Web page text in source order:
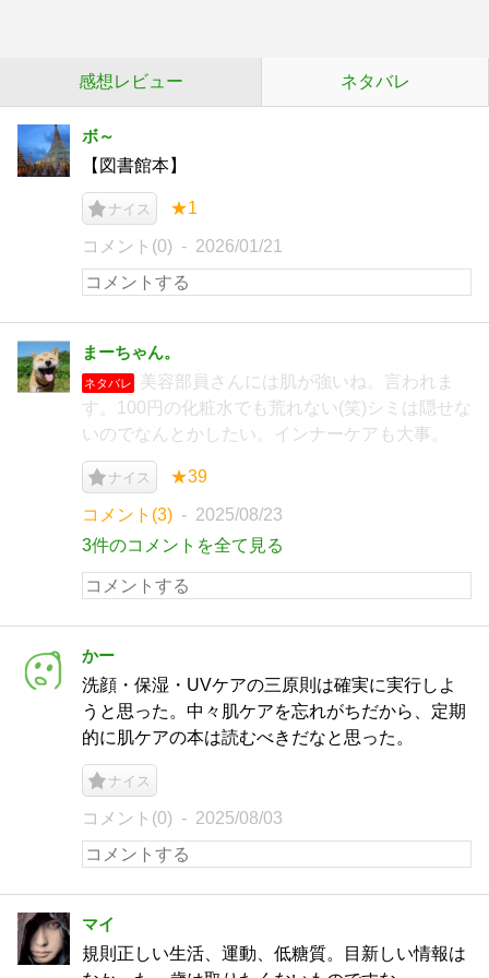
感想レビュー ネタバレ
ボ～
【図書館本】
ナイス ★1
コメント(0) 2026/01/21
まーちゃん。
ネタバレ
美容部員さんには肌が強いね。言われま
す。100円の化粧水でも荒れない(笑)シミは隠せな
いのでなんとかしたい。インナーケアも大事。
ナイス ★39
コメント(3)
2025/08/23
3件のコメントを全て見る
かー
洗顔・保湿・UVケアの三原則は確実に実行しよ
うと思った。中々肌ケアを忘れがちだから、定期
的に肌ケアの本は読むべきだなと思った。
ナイス
コメント(0) 2025/08/03
マイ
規則正しい生活、運動、低糖質。目新しい情報は